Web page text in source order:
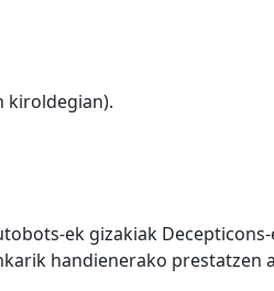
kiroldegian).
ek gizakiak
handienerako prestatzen